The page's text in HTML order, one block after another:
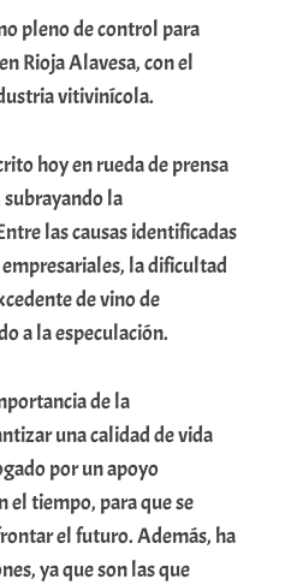
pleno de control para
Rioja Alavesa, con el
vitivinícola.
hoy en rueda de prensa
la
las causas identificadas
la dificultad
de vino de
a la especulación.
de la
una calidad de vida
por un apoyo
el tiempo, para que se
el futuro. Además, ha
ya que son las que